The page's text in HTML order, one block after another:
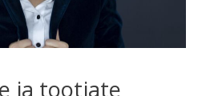
ja tootjate